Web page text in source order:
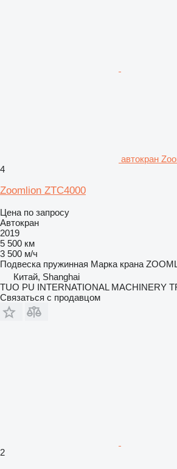
автокран
4
Zoomlion ZTC4000
Цена по запросу
Автокран
2019
5 500 км
3 500 м/ч
Подвеска пружинная Марка крана
Китай, Shanghai
TUO PU INTERNATIONAL MACHINERY
Связаться с продавцом
2